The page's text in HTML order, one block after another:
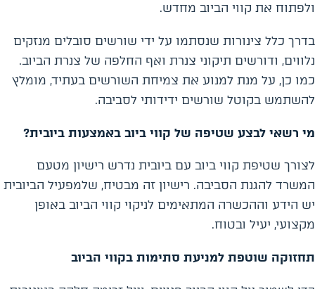
ולפתוח את קווי הביוב מחדש.
בדרך כלל צינורות שנסתמו על ידי שורשים סובלים מנזקים
נלווים, ודורשים תיקוני צנרת ואף החלפה של צנרת הביוב.
כמו כן, על מנת למנוע את צמיחת השורשים בעתיד, מומלץ
להשתמש בקוטל שורשים ידידותי לסביבה.
מי רשאי לבצע שטיפה של קווי ביוב באמצעות ביובית?
לצורך שטיפת קווי ביוב עם ביובית נדרש רישיון מטעם
המשרד להגנת הסביבה. רישיון זה מבטיח, שלמפעיל הביובית
יש הידע וההכשרה המתאימים לניקוי קווי הביוב באופן
מקצועי, יעיל ובטוח.
תחזוקה שוטפת למניעת סתימות בקווי הביוב